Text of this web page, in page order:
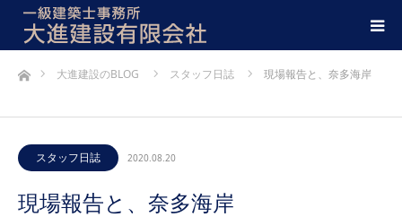
ホーム大進建設のBLOG スタッフ日誌 現場報告と、奈多海岸
スタッフ日誌 2020.08.20
現場報告と、奈多海岸